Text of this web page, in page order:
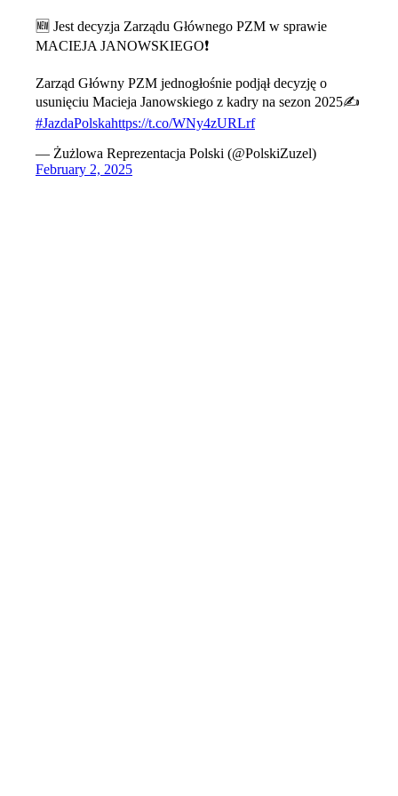
🆕 Jest decyzja Zarządu Głównego PZM w sprawie
MACIEJA JANOWSKIEGO❗️
Zarząd Główny PZM jednogłośnie podjął decyzję o
usunięciu Macieja Janowskiego z kadry na sezon 2025✍️
#JazdaPolskahttps://t.co/WNy4zURLrf
— Żużlowa Reprezentacja Polski (@PolskiZuzel)
February 2, 2025